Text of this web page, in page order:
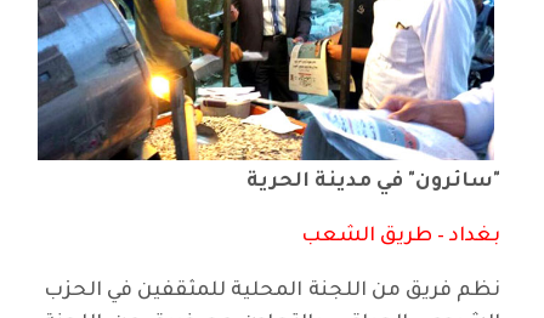
"سائرون" في مدينة الحرية
بغداد – طريق الشعب
نظم فريق من اللجنة المحلية للمثقفين في الحزب